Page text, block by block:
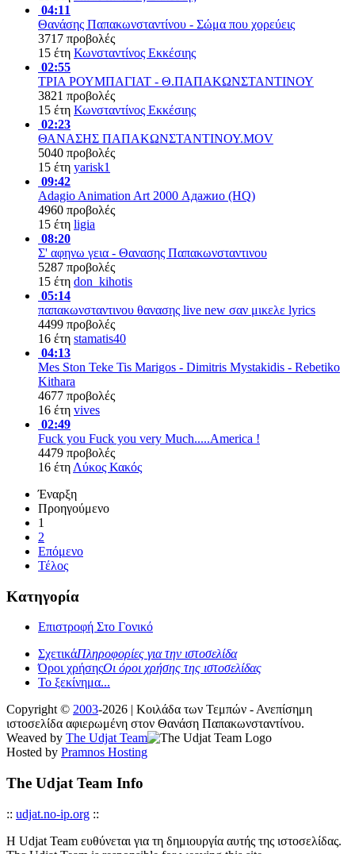
04:11
Θανάσης Παπακωνσταντίνου - Σώμα που χορεύεις
3717 προβολές
15 έτη Κωνσταντίνος Εκκέσιης
02:55
ΤΡΙΑ ΡΟΥΜΠΑΓΙΑΤ - Θ.ΠΑΠΑΚΩΝΣΤΑΝΤΙΝΟΥ
3821 προβολές
15 έτη Κωνσταντίνος Εκκέσιης
02:23
ΘΑΝΑΣΗΣ ΠΑΠΑΚΩΝΣΤΑΝΤΙΝΟΥ.MOV
5040 προβολές
15 έτη yarisk1
09:42
Adagio Animation Art 2000 Адажио (HQ)
4960 προβολές
15 έτη ligia
08:20
Σ' αφηνω γεια - Θανασης Παπακωνσταντινου
5287 προβολές
15 έτη don_kihotis
05:14
παπακωνσταντινου θανασης live new σαν μικελε lyrics
4499 προβολές
16 έτη stamatis40
04:13
Mes Ston Teke Tis Marigos - Dimitris Mystakidis - Rebetiko
Kithara
4677 προβολές
16 έτη vives
02:49
Fuck you Fuck you very Much.....America !
4479 προβολές
16 έτη Λύκος Κακός
Έναρξη
Προηγούμενο
1
2
Επόμενο
Τέλος
Κατηγορία
Επιστροφή Στο Γονικό
ΣχετικάΠληροφορίες για την ιστοσελίδα
Όροι χρήσηςΟι όροι χρήσης της ιστοσελίδας
Το ξεκίνημα...
Copyright © 2003-2026 | Κοιλάδα των Τεμπών - Ανεπίσημη
ιστοσελίδα αφιερωμένη στον Θανάση Παπακωνσταντίνου.
Weaved by The Udjat Team
Hosted by Pramnos Hosting
The Udjat Team Info
:: udjat.no-ip.org ::
Η Udjat Team ευθύνεται για τη δημιουργία αυτής της ιστοσελίδας.